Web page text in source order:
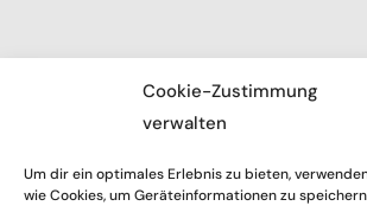
Cookie-Zustimmung
verwalten
Um dir ein optimales Erlebnis zu bieten,
wie Cookies, um Geräteinformationen zu
Kontakt